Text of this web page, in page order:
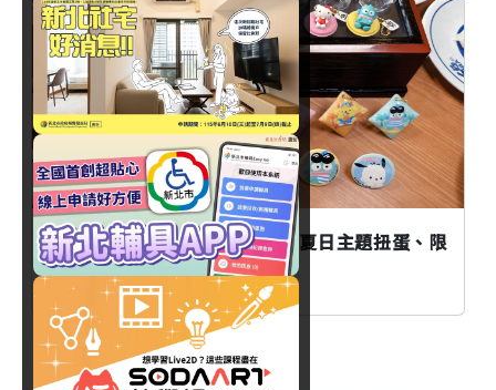
藏壽司×三麗鷗家族8/7開跑！夏日主題扭蛋、限
定甜點萌翻夏天
臺北
消費